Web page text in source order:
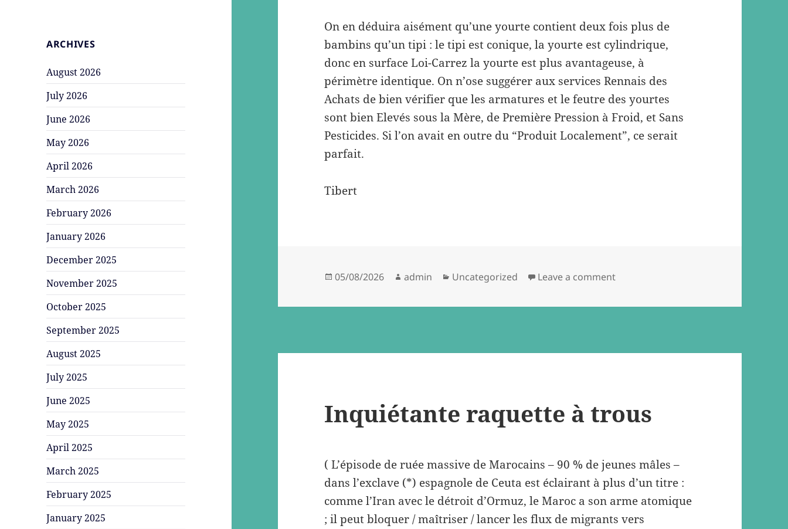
ARCHIVES
August 2026
July 2026
June 2026
May 2026
April 2026
March 2026
February 2026
January 2026
December 2025
November 2025
October 2025
September 2025
August 2025
July 2025
June 2025
May 2025
April 2025
March 2025
February 2025
January 2025
On en déduira aisément qu’une yourte contient deux fois plus de
bambins qu’un tipi : le tipi est conique, la yourte est cylindrique,
donc en surface Loi-Carrez la yourte est plus avantageuse, à
périmètre identique. On n’ose suggérer aux services Rennais des
Achats de bien vérifier que les armatures et le feutre des yourtes
sont bien Elevés sous la Mère, de Première Pression à Froid, et Sans
Pesticides. Si l’on avait en outre du “Produit Localement”, ce serait
parfait.
Tibert
Posted
05/08/2026 Author
admin Categories
Uncategorized Leave a commenton Vire ton tipi, j’ai ma yourte !
Inquiétante raquette à trous
( L’épisode de ruée massive de Marocains – 90 % de jeunes mâles –
dans l’exclave (*) espagnole de Ceuta est éclairant à plus d’un titre :
comme l’Iran avec le détroit d’Ormuz, le Maroc a son arme atomique
; il peut bloquer / maîtriser / lancer les flux de migrants vers